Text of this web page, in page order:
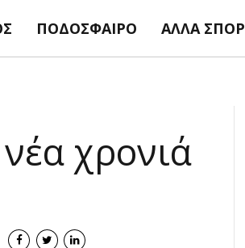
ΠΟΔΌΣΦΑΙΡΟ ΆΛΛΑ ΣΠΟΡ
χρονιά